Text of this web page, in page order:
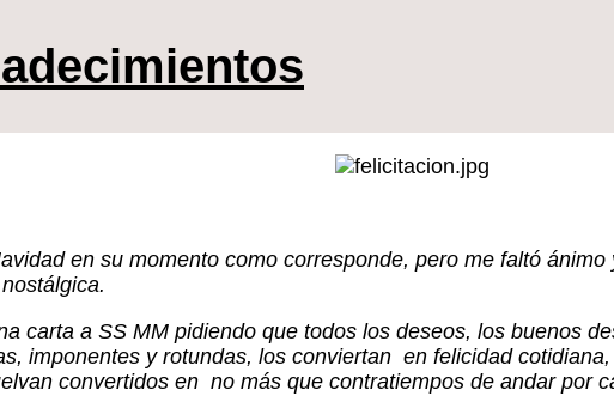
en su momento como corresponde, pero me faltó
carta a SS MM pidiendo que todos los deseos, los buenos
imponentes y rotundas, los conviertan en felicidad
convertidos en no más que contratiempos de andar por